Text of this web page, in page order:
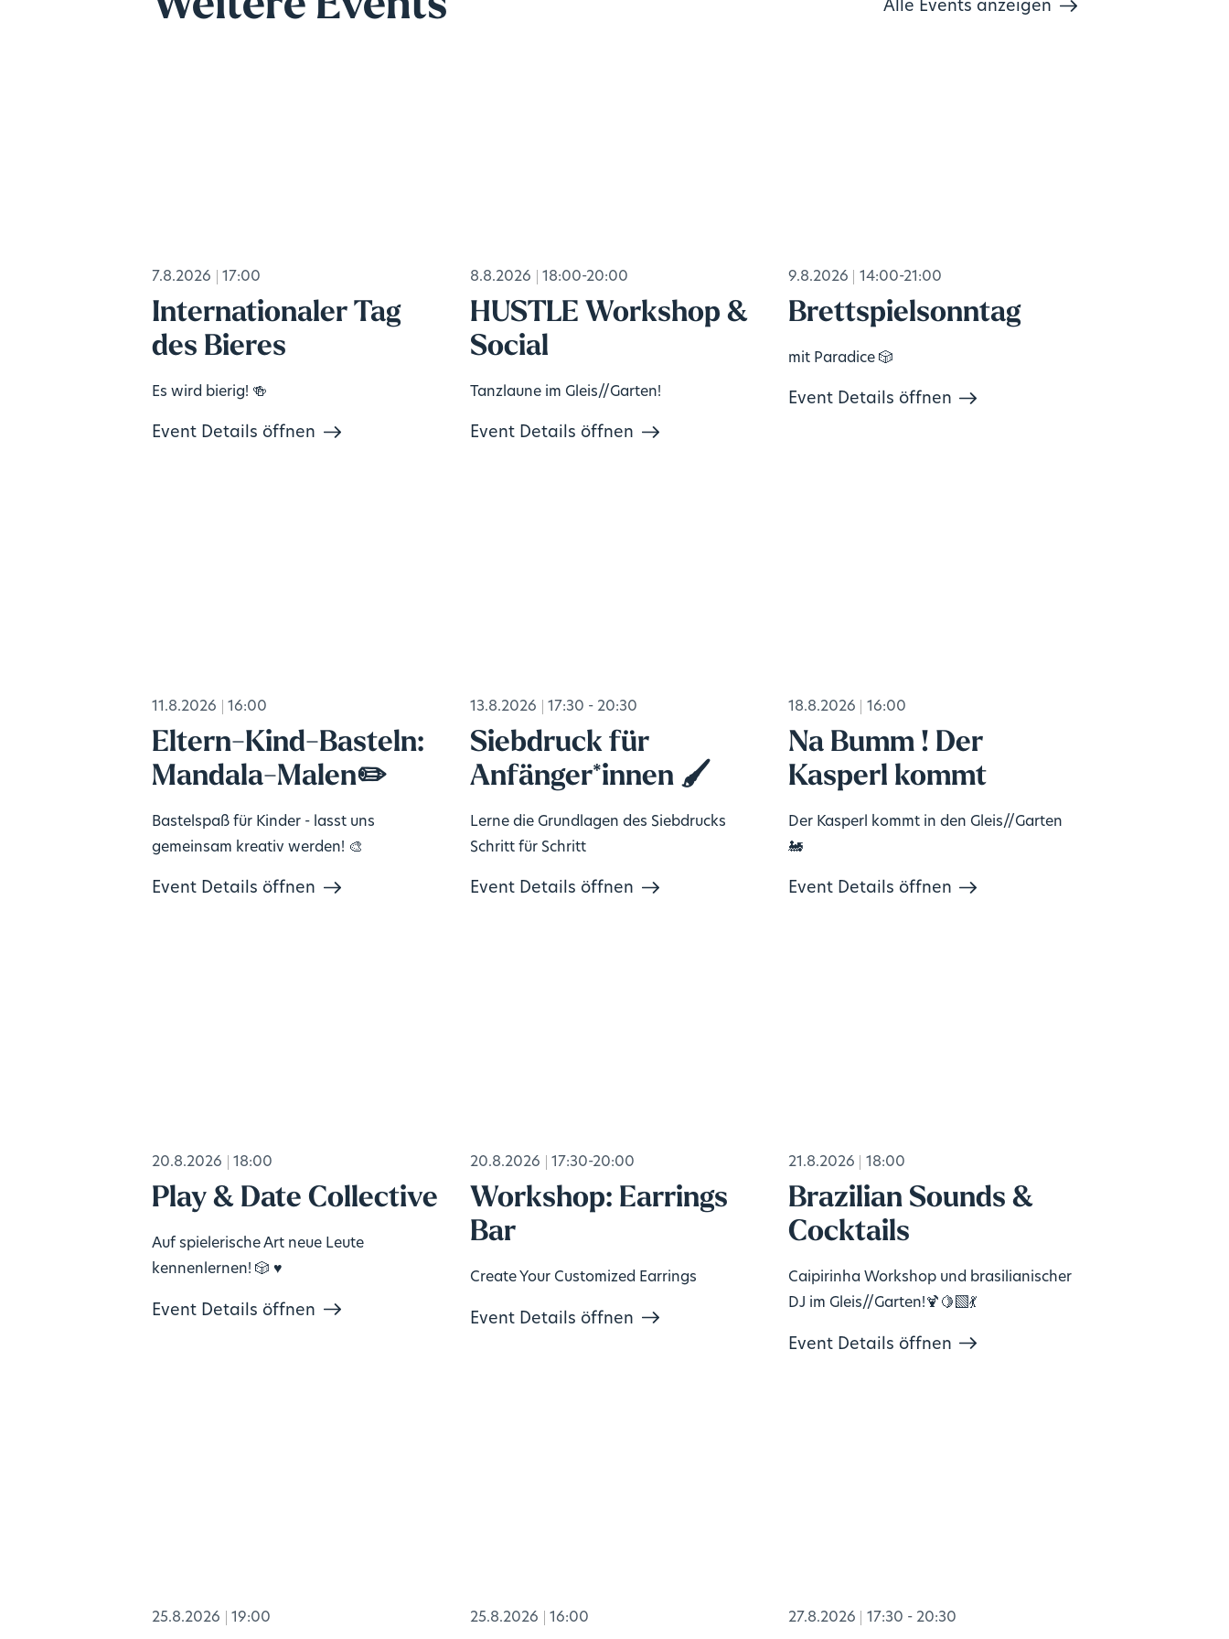
Alle Events anzeigen
7.8.2026 17:00
Internationaler Tag
des Bieres
Es wird bierig! 🍻
Event Details öffnen
8.8.2026 18:00-20:00
HUSTLE Workshop &
Social
Tanzlaune im Gleis//Garten!
Event Details öffnen
9.8.2026 14:00-21:00
Brettspielsonntag
mit Paradice 🎲
Event Details öffnen
11.8.2026 16:00
Eltern-Kind-Basteln:
Mandala-Malen✏️
Bastelspaß für Kinder - lasst uns
gemeinsam kreativ werden! 🎨
Event Details öffnen
13.8.2026 17:30 - 20:30
Siebdruck für
Anfänger*innen 🖌️
Lerne die Grundlagen des Siebdrucks
Schritt für Schritt
Event Details öffnen
18.8.2026 16:00
Na Bumm ! Der
Kasperl kommt
Der Kasperl kommt in den Gleis//Garten
🚂
Event Details öffnen
20.8.2026 18:00
Play & Date Collective
Auf spielerische Art neue Leute
kennenlernen! 🎲 ♥️
Event Details öffnen
20.8.2026 17:30-20:00
Workshop: Earrings
Bar
Create Your Customized Earrings
Event Details öffnen
21.8.2026 18:00
Brazilian Sounds &
Cocktails
Caipirinha Workshop und brasilianischer
DJ im Gleis//Garten!🍹🍋‍🟩💃
Event Details öffnen
25.8.2026 19:00 25.8.2026 16:00 27.8.2026 17:30 - 20:30